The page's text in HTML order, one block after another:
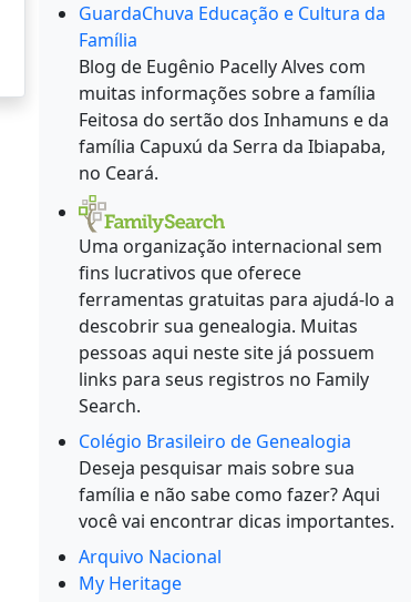
GuardaChuva Educação e Cultura da
Família
Blog de Eugênio Pacelly Alves com
muitas informações sobre a família
Feitosa do sertão dos Inhamuns e da
família Capuxú da Serra da Ibiapaba,
no Ceará.
Uma organização internacional sem
fins lucrativos que oferece
ferramentas gratuitas para ajudá-lo a
descobrir sua genealogia. Muitas
pessoas aqui neste site já possuem
links para seus registros no Family
Search.
Colégio Brasileiro de Genealogia
Deseja pesquisar mais sobre sua
família e não sabe como fazer? Aqui
você vai encontrar dicas importantes.
Arquivo Nacional
My Heritage